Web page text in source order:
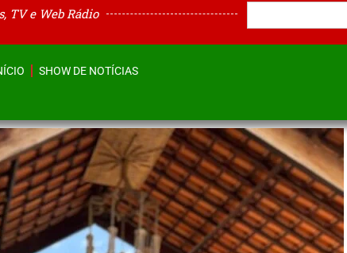
TV e Web Rádio
SHOW DE NOTÍCIAS